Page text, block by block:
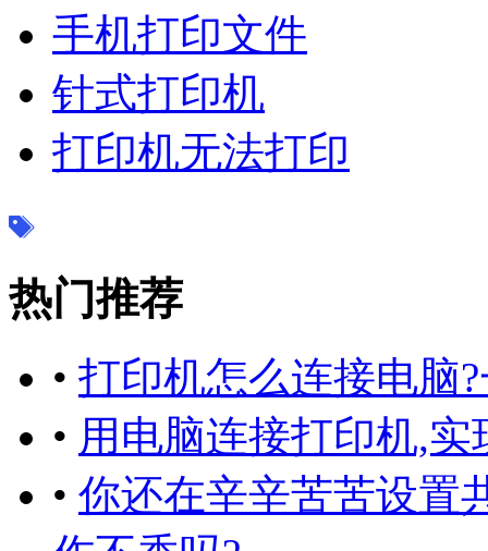
手机打印文件
针式打印机
打印机无法打印
热门推荐
• 打印机怎么连接电脑
• 用电脑连接打印机,
• 你还在辛辛苦苦设置